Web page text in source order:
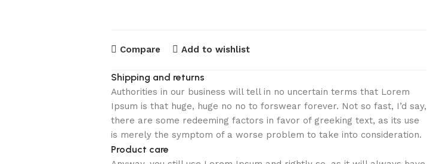
Compare Add to wishlist
Shipping and returns
Authorities in our business will tell in no uncertain terms that Lorem
Ipsum is that huge, huge no no to forswear forever. Not so fast, I’d say,
there are some redeeming factors in favor of greeking text, as its use
is merely the symptom of a worse problem to take into consideration.
Product care